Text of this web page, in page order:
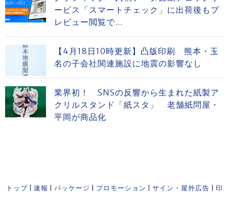
ービス「スマートチェック」に出荷後もプ
レビュー閲覧で...
【4月18日10時更新】凸版印刷 熊本・玉
名の子会社関連施設に地震の影響なし
業界初！ SNSの反響から生まれた紙製ア
クリルスタンド「紙スタ」 老舗紙問屋・
平岡が商品化
トップ 速報 パッケージ プロモーション サイン・屋外広告
印